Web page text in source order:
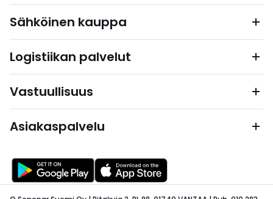
Sähköinen kauppa
Logistiikan palvelut
Vastuullisuus
Asiakaspalvelu